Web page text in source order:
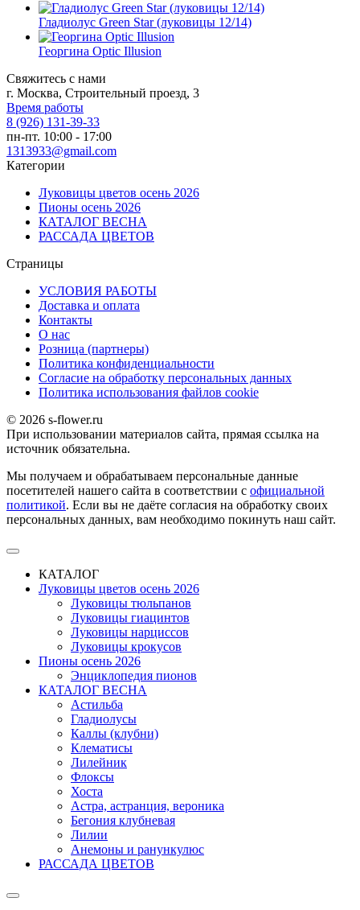
Гладиолус Green Star (луковицы 12/14)
Георгина Optic Illusion
Свяжитесь с нами
г. Москва, Строительный проезд, 3
Время работы
8 (926) 131-39-33
пн-пт. 10:00 - 17:00
1313933@gmail.com
Категории
Луковицы цветов осень 2026
Пионы осень 2026
КАТАЛОГ ВЕСНА
РАССАДА ЦВЕТОВ
Страницы
УСЛОВИЯ РАБОТЫ
Доставка и оплата
Контакты
О наc
Розница (партнеры)
Политика конфиденциальности
Согласие на обработку персональных данных
Политика использования файлов сookie
© 2026 s-flower.ru
При использовании материалов сайта, прямая ссылка на
источник обязательна.
Мы получаем и обрабатываем персональные данные
посетителей нашего сайта в соответствии с официальной
политикой. Если вы не даёте согласия на обработку своих
персональных данных, вам необходимо покинуть наш сайт.
КАТАЛОГ
Луковицы цветов осень 2026
Луковицы тюльпанов
Луковицы гиацинтов
Луковицы нарциссов
Луковицы крокусов
Пионы осень 2026
Энциклопедия пионов
КАТАЛОГ ВЕСНА
Астильба
Гладиолусы
Каллы (клубни)
Клематисы
Лилейник
Флоксы
Хоста
Астра, астранция, вероника
Бегония клубневая
Лилии
Анемоны и ранункулюс
РАССАДА ЦВЕТОВ